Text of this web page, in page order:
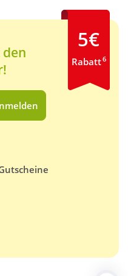
5€
Rabatt6